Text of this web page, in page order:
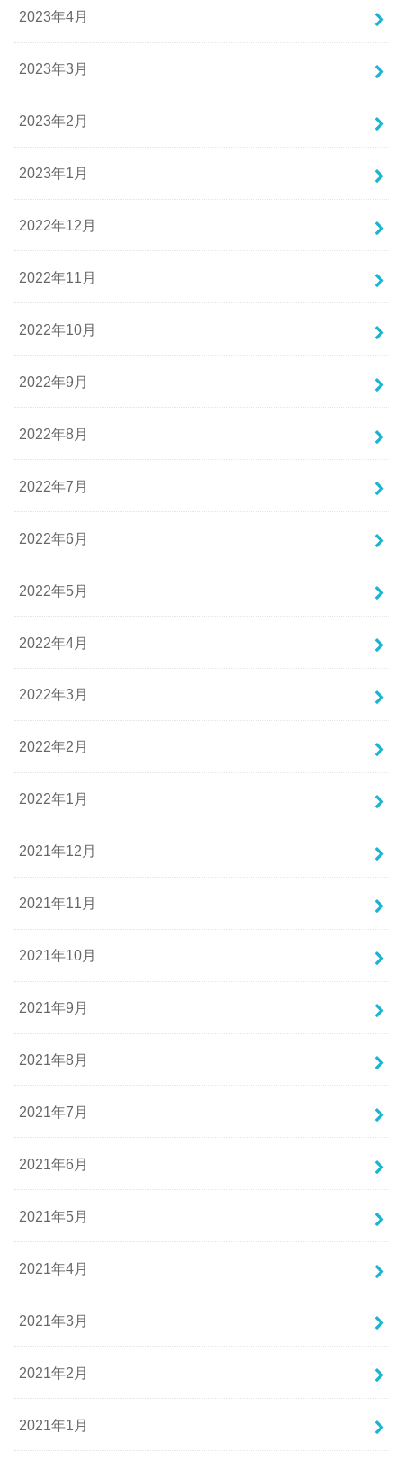
2023年4月
2023年3月
2023年2月
2023年1月
2022年12月
2022年11月
2022年10月
2022年9月
2022年8月
2022年7月
2022年6月
2022年5月
2022年4月
2022年3月
2022年2月
2022年1月
2021年12月
2021年11月
2021年10月
2021年9月
2021年8月
2021年7月
2021年6月
2021年5月
2021年4月
2021年3月
2021年2月
2021年1月